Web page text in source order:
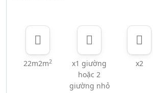
22m2m2
x1 giường
hoặc 2
giường nhỏ
x2